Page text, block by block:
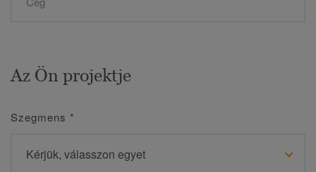
Az Ön projektje
Szegmens *